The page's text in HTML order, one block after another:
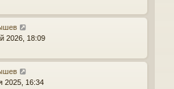
2026, 18:09
2025, 16:34